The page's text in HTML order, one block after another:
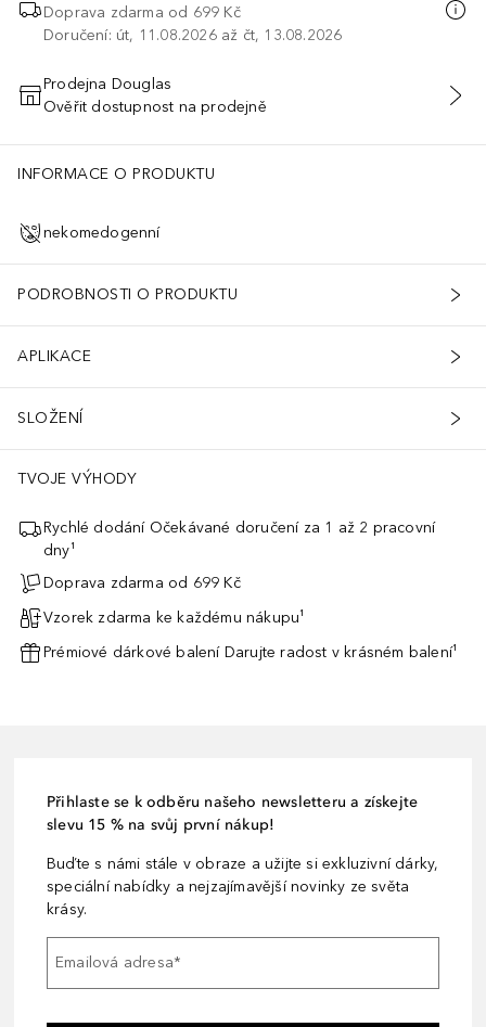
Doprava zdarma od 699 Kč
Doručení: út, 11.08.2026 až čt, 13.08.2026
PŘIDAT DO KOŠÍKU
Prodejna Douglas
Ověřit dostupnost na prodejně
INFORMACE O PRODUKTU
nekomedogenní
PODROBNOSTI O PRODUKTU
APLIKACE
SLOŽENÍ
TVOJE VÝHODY
Rychlé dodání Očekávané doručení za 1 až 2 pracovní
dny¹
Doprava zdarma od 699 Kč
Vzorek zdarma ke každému nákupu¹
Prémiové dárkové balení Darujte radost v krásném balení¹
Přihlaste se k odběru našeho newsletteru a získejte
slevu 15 % na svůj první nákup!
Buďte s námi stále v obraze a užijte si exkluzivní dárky,
speciální nabídky a nejzajímavější novinky ze světa
krásy.
Emailová adresa*